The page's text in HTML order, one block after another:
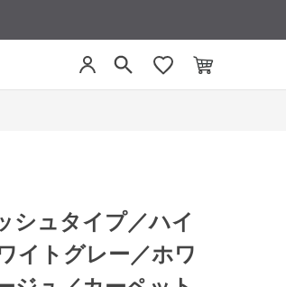
シュタイプ／ハイ
イトグレー／ホワ